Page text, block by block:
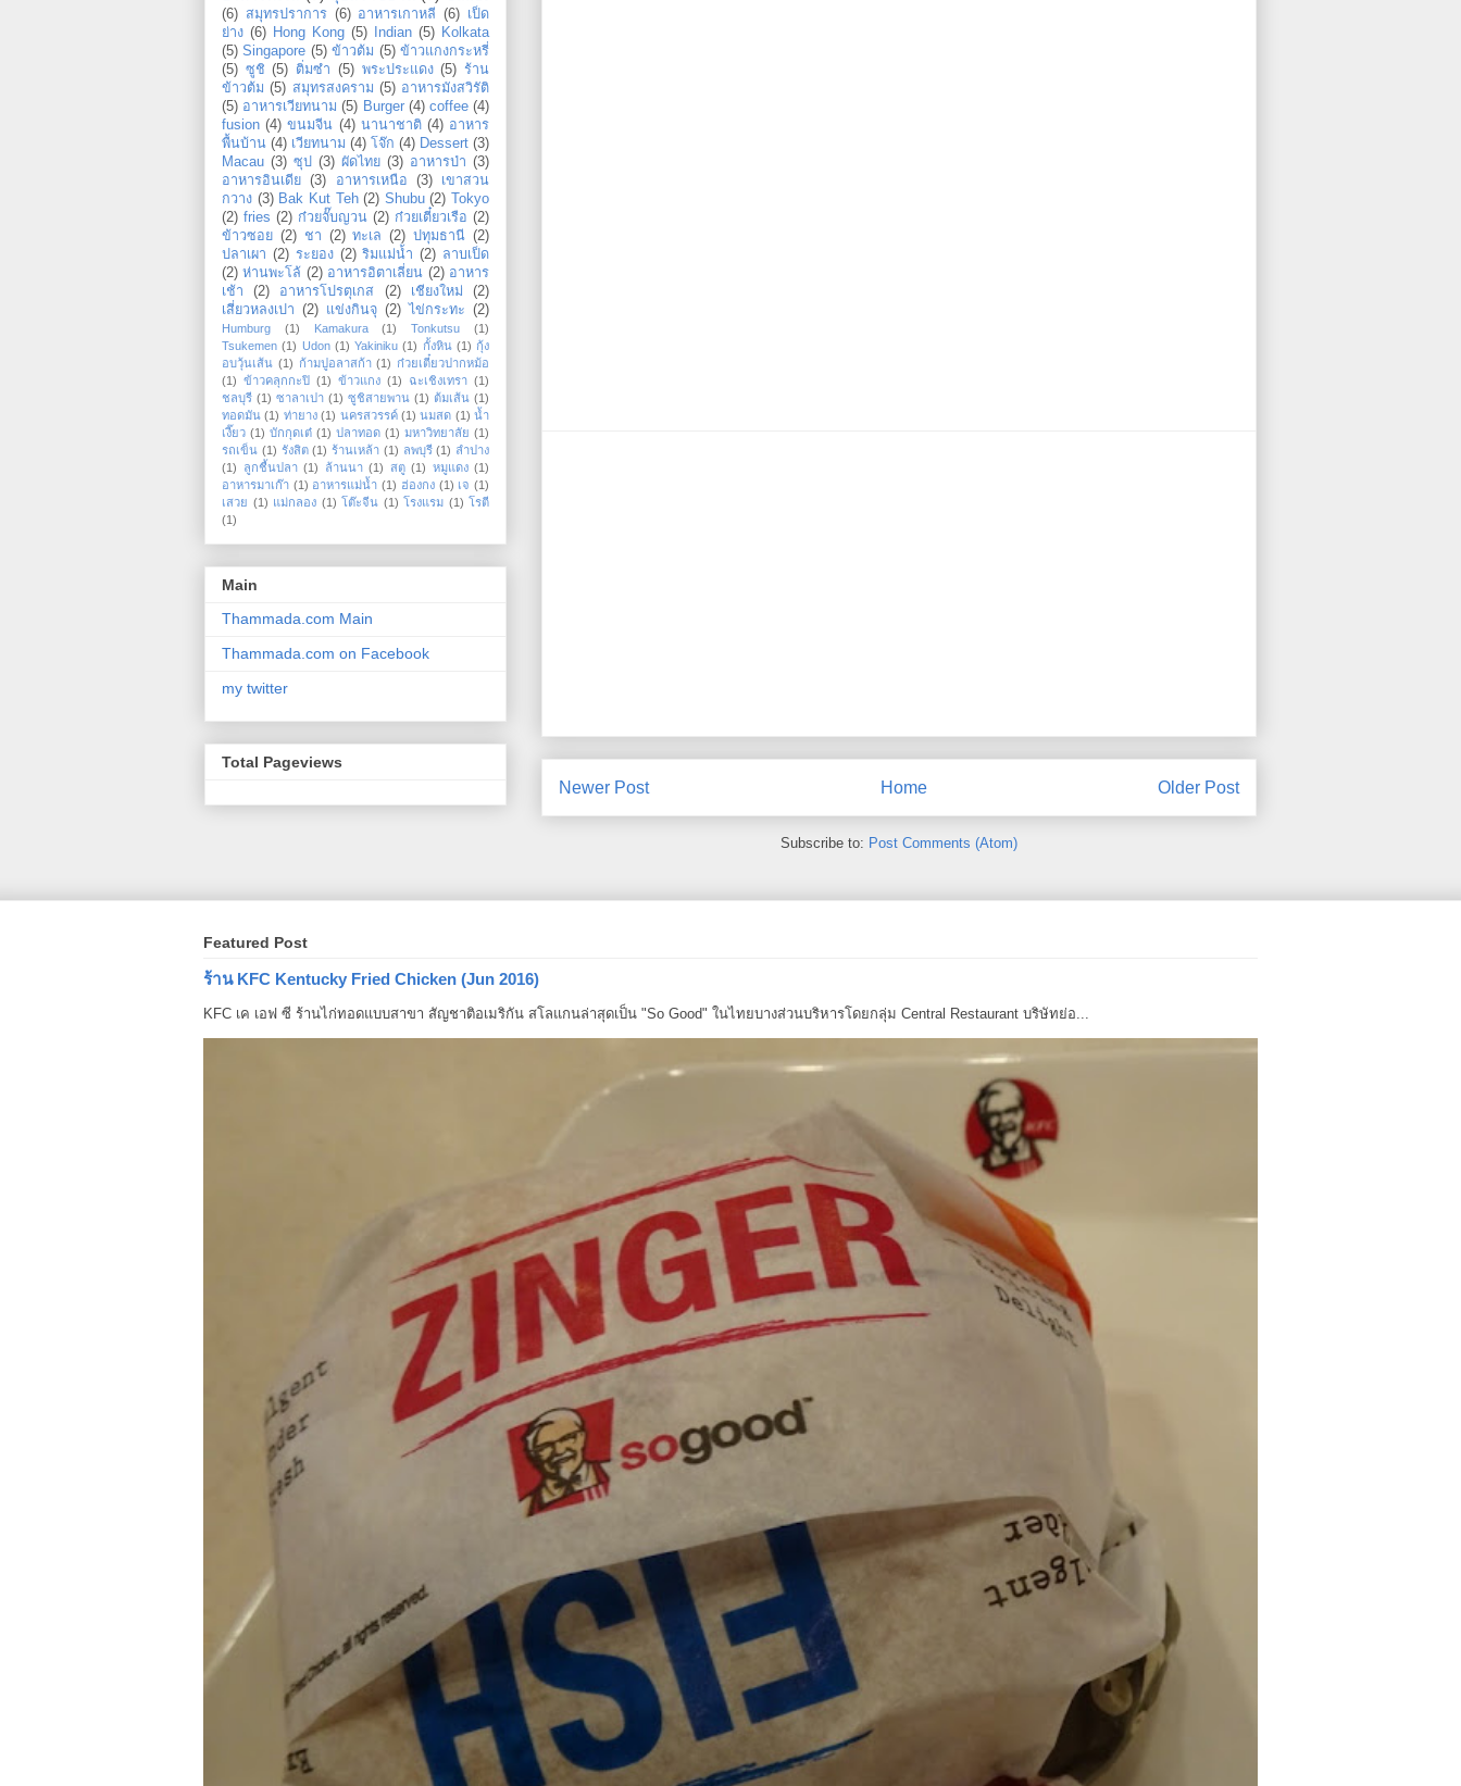
Newer Post Older Post
Home
Subscribe to: Post Comments (Atom)
(6) สมุทรปราการ (6) อาหารเกาหลี (6) เป็ด
ย่าง (6) Hong Kong (5) Indian (5) Kolkata
(5) Singapore (5) ข้าวต้ม (5) ข้าวแกงกระหรี่
(5) ซูชิ (5) ติ่มซำ (5) พระประแดง (5) ร้าน
ข้าวต้ม (5) สมุทรสงคราม (5) อาหารมังสวิรัติ
(5) อาหารเวียทนาม (5) Burger (4) coffee (4)
fusion (4) ขนมจีน (4) นานาชาติ (4) อาหาร
พื้นบ้าน (4) เวียทนาม (4) โจ๊ก (4) Dessert (3)
Macau (3) ซุป (3) ผัดไทย (3) อาหารป่า (3)
อาหารอินเดีย (3) อาหารเหนือ (3)
เขาสวน
กวาง (3) Bak Kut Teh (2) Shubu (2) Tokyo
(2) fries (2) ก๋วยจั๊บญวน (2) ก๋วยเตี๋ยวเรือ (2)
ข้าวซอย (2) ชา (2) ทะเล (2) ปทุมธานี (2)
ปลาเผา (2) ระยอง (2) ริมแม่น้ำ (2) ลาบเป็ด
(2) ห่านพะโล้ (2) อาหารอิตาเลี่ยน (2) อาหาร
เช้า
(2) อาหารโปรตุเกส (2) เชียงใหม่
(2)
เสี่ยวหลงเปา (2) แข่งกินจุ (2) ไข่กระทะ (2)
Humburg (1) Kamakura (1) Tonkutsu
(1)
Tsukemen (1) Udon (1) Yakiniku (1) กั้งหิน (1) กุ้ง
อบวุ้นเส้น (1) ก้ามปูอลาสก้า (1) ก๋วยเตี๋ยวปากหม้อ
(1) ข้าวคลุกกะปิ (1) ข้าวแกง (1) ฉะเชิงเทรา (1)
ชลบุรี (1) ซาลาเปา (1) ซูชิสายพาน (1) ต้มเส้น (1)
ทอดมัน (1) ท่ายาง (1) นครสวรรค์ (1) นมสด (1) น้ำ
เงี๊ยว (1) บักกุดเต๋ (1) ปลาทอด (1) มหาวิทยาลัย (1)
รถเข็น (1) รังสิต (1) ร้านเหล้า (1) ลพบุรี (1) ลำปาง
(1)
ลูกชื้นปลา (1) ล้านนา (1) สตู (1) หมูแดง (1)
อาหารมาเก๊า (1) อาหารแม่น้ำ (1) ฮ่องกง (1) เจ (1)
เสวย (1) แม่กลอง (1) โต๊ะจีน (1) โรงแรม (1) โรตี
(1)
Main
Thammada.com Main
Thammada.com on Facebook
my twitter
Total Pageviews
Featured Post
ร้าน KFC Kentucky Fried Chicken (Jun 2016)
KFC เค เอฟ ซี ร้านไก่ทอดแบบสาขา สัญชาติอเมริกัน สโลแกนล่าสุดเป็น "So Good" ในไทยบางส่วนบริหารโดยกลุ่ม Central Restaurant บริษัทย่อ...